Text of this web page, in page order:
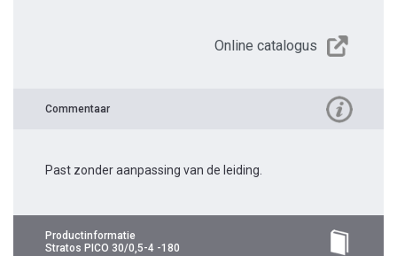
Online catalogus
Commentaar
Past zonder aanpassing van de leiding.
Productinformatie
Stratos PICO 30/0,5-4 -180